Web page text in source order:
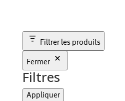
Filtrer les produits
Fermer
Filtres
Appliquer